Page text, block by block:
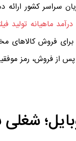
کشور ارائه
درآمد ماهیانه تولید
برای فروش
پس از فروش، رمز